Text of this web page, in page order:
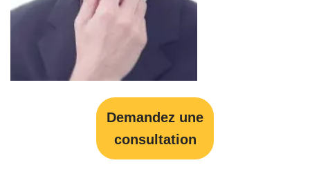
Demandez une
consultation